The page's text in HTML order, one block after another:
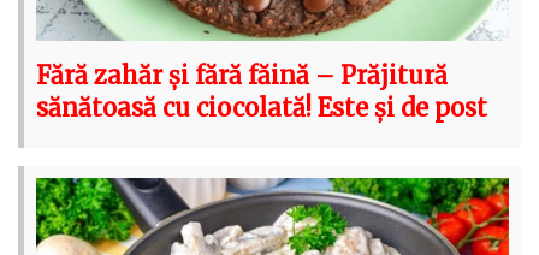
Fără zahăr și fără făină – Prăjitură
sănătoasă cu ciocolată! Este și de post